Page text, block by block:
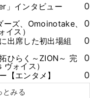
」インタビュー
0
ーズ、Omoinotake、
ス）
0
出席した初出場組
0
ひらく～ZION～ 完
ォイス）
0
【エンタメ】 0
とみる